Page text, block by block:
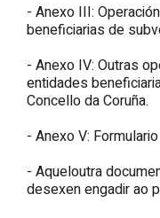
- Anexo III:
beneficiarias de
- Anexo IV: Outras
entidades
Concello da Coruña.
- Anexo V:
- Aqueloutra
desexen engadir ao